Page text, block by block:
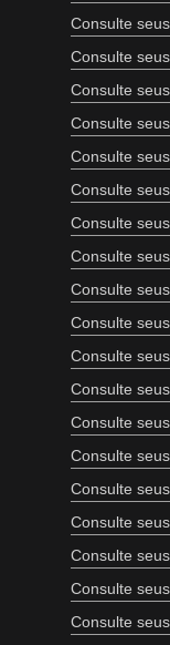
Consulte
Consulte
Consulte
Consulte
Consulte
Consulte
Consulte
Consulte
Consulte
Consulte
Consulte
Consulte
Consulte
Consulte
Consulte
Consulte
Consulte
Consulte
Consulte